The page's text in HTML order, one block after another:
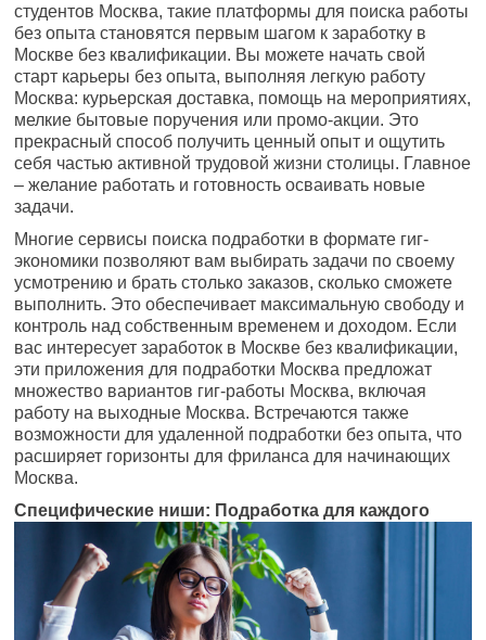
студентов Москва, такие платформы для поиска работы
без опыта становятся первым шагом к заработку в
Москве без квалификации. Вы можете начать свой
старт карьеры без опыта, выполняя легкую работу
Москва: курьерская доставка, помощь на мероприятиях,
мелкие бытовые поручения или промо-акции. Это
прекрасный способ получить ценный опыт и ощутить
себя частью активной трудовой жизни столицы. Главное
– желание работать и готовность осваивать новые
задачи.
Многие сервисы поиска подработки в формате гиг-
экономики позволяют вам выбирать задачи по своему
усмотрению и брать столько заказов, сколько сможете
выполнить. Это обеспечивает максимальную свободу и
контроль над собственным временем и доходом. Если
вас интересует заработок в Москве без квалификации,
эти приложения для подработки Москва предложат
множество вариантов гиг-работы Москва, включая
работу на выходные Москва. Встречаются также
возможности для удаленной подработки без опыта, что
расширяет горизонты для фриланса для начинающих
Москва.
Специфические ниши: Подработка для каждого